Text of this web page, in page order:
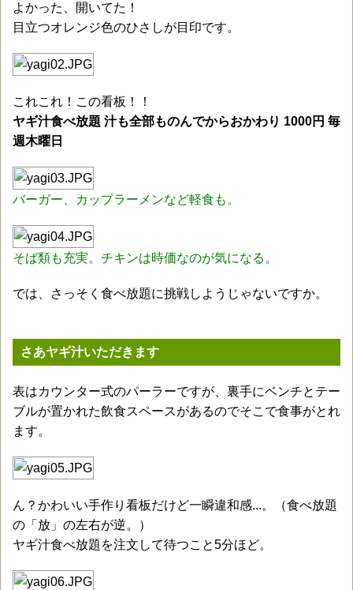
よかった、開いてた！
目立つオレンジ色のひさしが目印です。
これこれ！この看板！！
ヤギ汁食べ放題 汁も全部ものんでからおかわり 1000円 毎
週木曜日
バーガー、カップラーメンなど軽食も。
そば類も充実。チキンは時価なのが気になる。
では、さっそく食べ放題に挑戦しようじゃないですか。
さあヤギ汁いただきます
表はカウンター式のパーラーですが、裏手にベンチとテー
ブルが置かれた飲食スペースがあるのでそこで食事がとれ
ます。
ん？かわいい手作り看板だけど一瞬違和感...。（食べ放題
の「放」の左右が逆。）
ヤギ汁食べ放題を注文して待つこと5分ほど。